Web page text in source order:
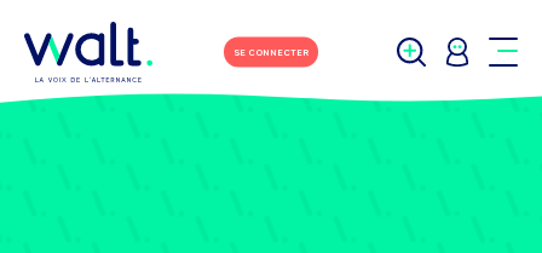
SE CONNECTER